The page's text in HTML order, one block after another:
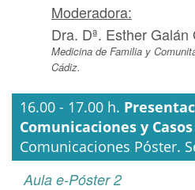
Moderadora:
Dra. Dª. Esther Galán
Medicina de Familia y
Cádiz.
16.00 - 17.00 h.
Comunicaciones y
Comunicaciones Póster.
Aula e-Póster 2